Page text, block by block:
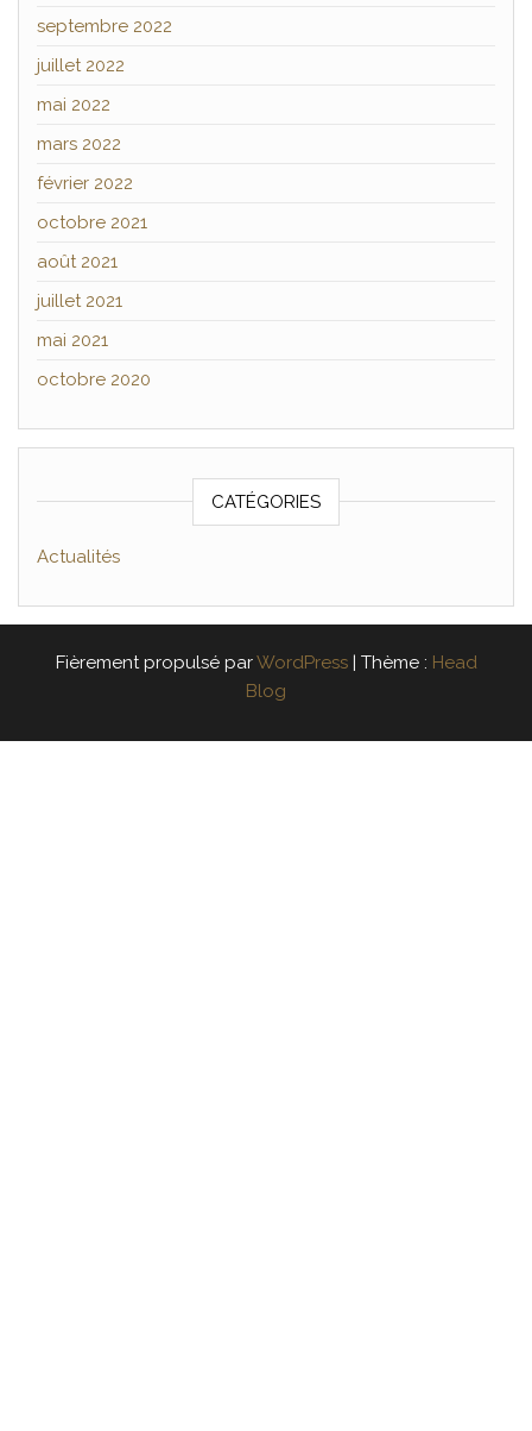
septembre 2022
juillet 2022
mai 2022
mars 2022
février 2022
octobre 2021
août 2021
juillet 2021
mai 2021
octobre 2020
CATÉGORIES
Actualités
Fièrement propulsé parWordPress Thème : Head
Blog